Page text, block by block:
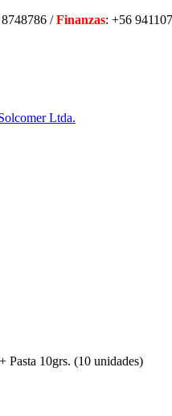
/Finanzas: +56
Pasta 10grs. (10 unidades)